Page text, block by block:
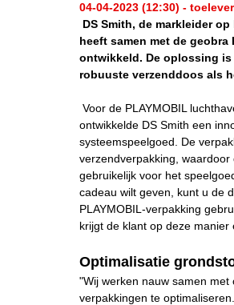
04-04-2023 (12:30) -
DS Smith, de markleider
heeft samen met de
ontwikkeld. De oplossing
robuuste verzenddoos als
Voor de PLAYMOBIL
ontwikkelde DS Smith een
systeemspeelgoed. De
verzendverpakking,
gebruikelijk voor het
cadeau wilt geven, kunt u de
PLAYMOBIL-verpakking
krijgt de klant op deze
Optimalisatie
"Wij werken nauw samen
verpakkingen te